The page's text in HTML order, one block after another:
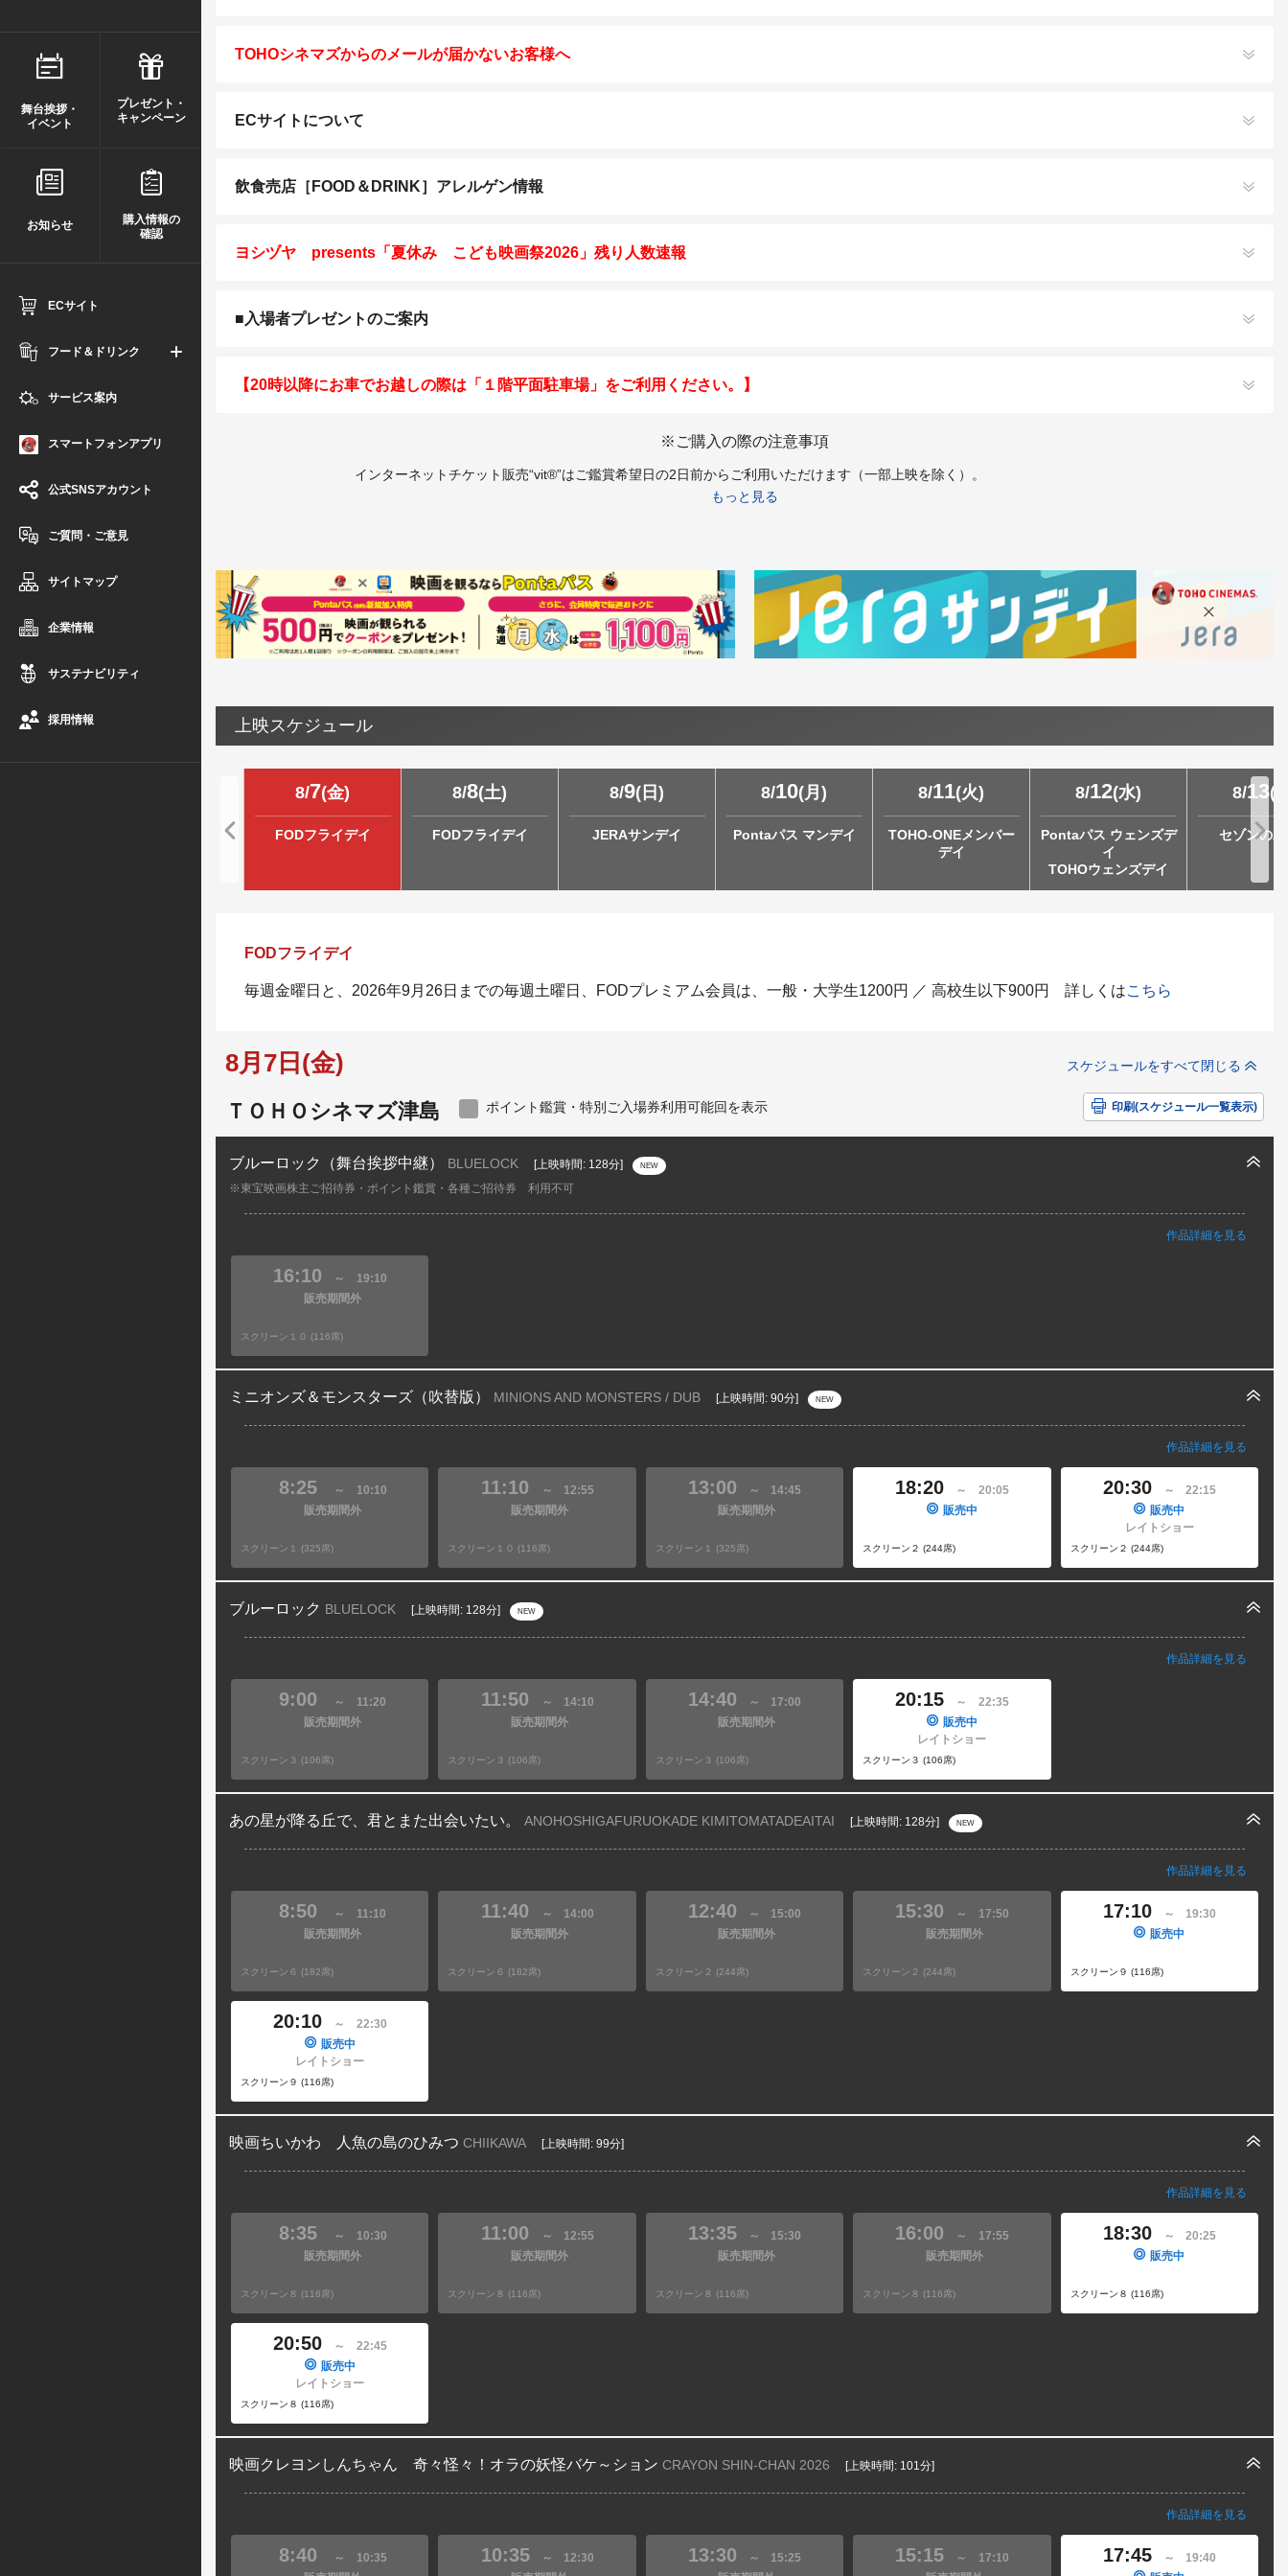
舞台挨拶・
イベント
プレゼント・
キャンペーン
お知らせ
購入情報の
確認
ECサイト
フード＆ドリンク
サービス案内
スマートフォンアプリ
公式SNSアカウント
ご質問・ご意見
サイトマップ
企業情報
サステナビリティ
採用情報
TOHOシネマズからのメールが届かないお客様へ
ECサイトについて
飲食売店［FOOD＆DRINK］アレルゲン情報
ヨシヅヤ presents「夏休み こども映画祭2026」残り人数速報
■入場者プレゼントのご案内
【20時以降にお車でお越しの際は「１階平面駐車場」をご利用ください。】
※ご購入の際の注意事項
インターネットチケット販売“vit®”はご鑑賞希望日の2日前からご利用いただけます（一部上映を除く）。
※愛知県では18歳未満の方は終映が23：00を過ぎる上映回は、保護者同伴であってもご入場いただけません。
もっと見る
上映スケジュール
8/7(金)
FODフライデイ
8/8(土)
FODフライデイ
8/9( 日 )
JERAサンデイ
8/10(月 )
Pontaパス マンデイ
8/11(火)
TOHO-ONEメンバー
デイ
8/12(水)
Pontaパス ウェンズデ
イ
TOHOウェンズデイ
8/13(
セゾンの
FODフライデイ
毎週金曜日と、2026年9月26日までの毎週土曜日、FODプレミアム会員は、一般・大学生1200円 ／ 高校生以下900円 詳しくはこちら
8月7日(金) スケジュールをすべて閉じる
ＴＯＨＯシネマズ津島 印刷(スケジュール一覧表示)
ポイント鑑賞・特別ご入場券利用可能回を表示
ブルーロック（舞台挨拶中継） BLUELOCK [上映時間: 128分] NEW
※東宝映画株主ご招待券・ポイント鑑賞・各種ご招待券 利用不可
作品詳細を見る
16:10 ～
19:10
販売期間外
スクリーン１０ (116席)
ミニオンズ＆モンスターズ（吹替版） MINIONS AND MONSTERS / DUB [上映時間: 90分] NEW
作品詳細を見る
8:25 ～
10:10
販売期間外
スクリーン１ (325席)
11:10 ～
12:55
販売期間外
スクリーン１０ (116席)
13:00 ～
14:45
販売期間外
スクリーン１ (325席)
18:20 ～
20:05
販売中
スクリーン２ (244席)
20:30 ～
22:15
販売中
レイトショー
スクリーン２ (244席)
ブルーロック BLUELOCK [上映時間: 128分] NEW
作品詳細を見る
9:00 ～
11:20
販売期間外
スクリーン３ (106席)
11:50 ～
14:10
販売期間外
スクリーン３ (106席)
14:40 ～
17:00
販売期間外
スクリーン３ (106席)
20:15 ～
22:35
販売中
レイトショー
スクリーン３ (106席)
あの星が降る丘で、君とまた出会いたい。 ANOHOSHIGAFURUOKADE KIMITOMATADEAITAI [上映時間: 128分] NEW
作品詳細を見る
8:50 ～
11:10
販売期間外
スクリーン６ (182席)
11:40 ～
14:00
販売期間外
スクリーン６ (182席)
12:40 ～
15:00
販売期間外
スクリーン２ (244席)
15:30 ～
17:50
販売期間外
スクリーン２ (244席)
17:10 ～
19:30
販売中
スクリーン９ (116席)
20:10 ～
22:30
販売中
レイトショー
スクリーン９ (116席)
映画ちいかわ 人魚の島のひみつ CHIIKAWA [上映時間: 99分]
作品詳細を見る
8:35 ～
10:30
販売期間外
スクリーン８ (116席)
11:00 ～
12:55
販売期間外
スクリーン８ (116席)
13:35 ～
15:30
販売期間外
スクリーン８ (116席)
16:00 ～
17:55
販売期間外
スクリーン８ (116席)
18:30 ～
20:25
販売中
スクリーン８ (116席)
20:50 ～
22:45
販売中
レイトショー
スクリーン８ (116席)
映画クレヨンしんちゃん 奇々怪々！オラの妖怪バケ～ション CRAYON SHIN-CHAN 2026 [上映時間: 101分]
作品詳細を見る
8:40 ～
10:35
10:35 ～
12:30
13:30 ～
15:25
15:15 ～
17:10
17:45 ～
19:40